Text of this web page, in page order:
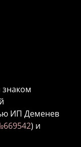
ИП Деменев
) и